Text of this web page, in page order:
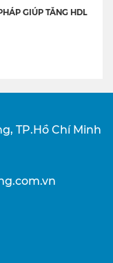
GIÚP TĂNG HDL
TP.Hồ Chí Minh